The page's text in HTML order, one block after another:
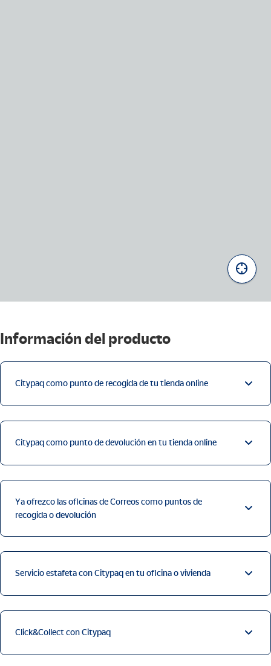
B
u
c
b
c
i
ó
Información del producto
Citypaq como punto de recogida de tu tienda online
Citypaq como punto de devolución en tu tienda online
Ya ofrezco las oficinas de Correos como puntos de
recogida o devolución
Servicio estafeta con Citypaq en tu oficina o vivienda
Click&Collect con Citypaq